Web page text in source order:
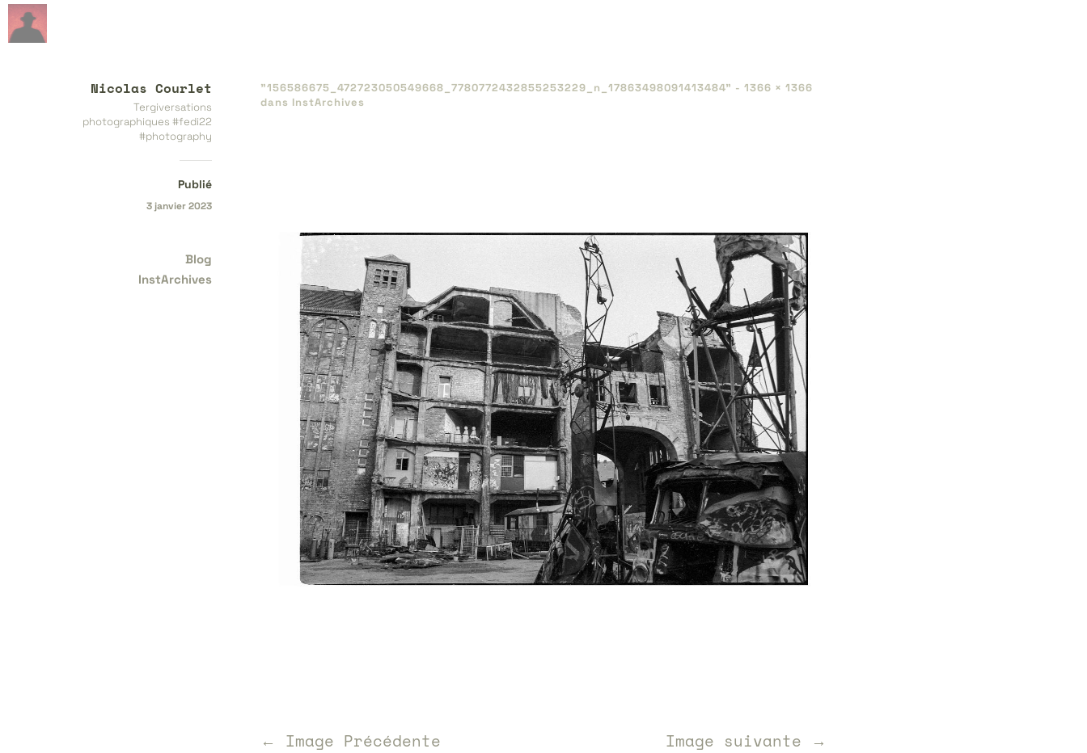
Nicolas Courlet
Tergiversations
photographiques #fedi22
#photography
Publié
3 janvier 2023
Blog
InstArchives
"156586675_​472723050549668_​7780772432855253229_​n_​17863498091413484" - 1366 × 1366
dans InstArchives
← Image Précédente Image suivante →